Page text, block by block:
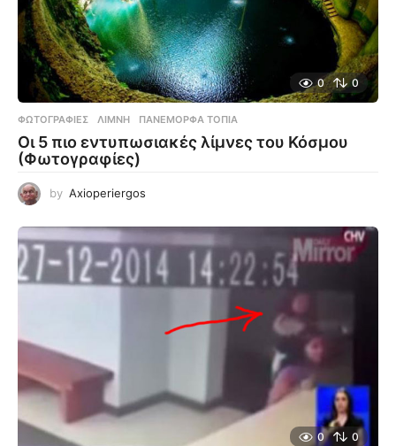
0 0
ΦΩΤΟΓΡΑΦΊΕΣ ΛΊΜΝΗ ,ΠΑΝΈΜΟΡΦΑ ΤΟΠΊΑ
Οι 5 πιο εντυπωσιακές λίμνες του Κόσμου
(Φωτογραφίες)
by Axioperiergos
0 0